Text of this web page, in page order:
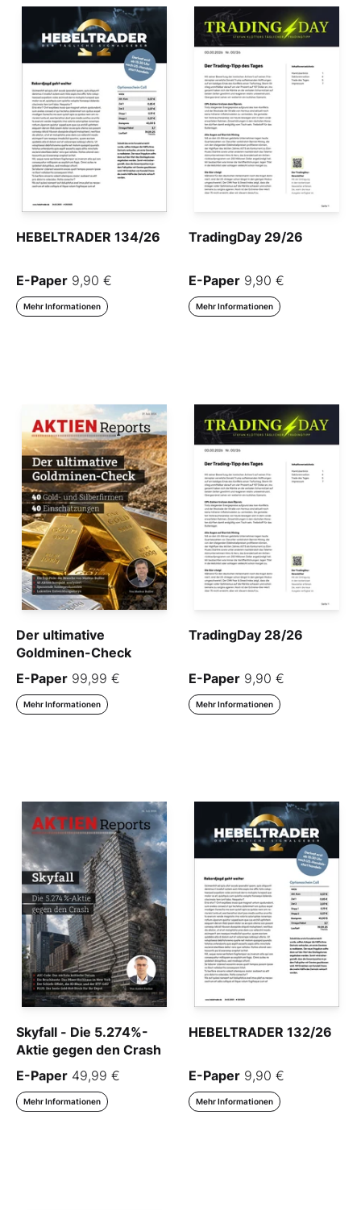
HEBELTRADER 134/26
E-Paper 9,90 €
Mehr Informationen
TradingDay 29/26
E-Paper 9,90 €
Mehr Informationen
Der ultimative
Goldminen-Check
E-Paper 99,99 €
Mehr Informationen
TradingDay 28/26
E-Paper 9,90 €
Mehr Informationen
Skyfall - Die 5.274%-
Aktie gegen den Crash
E-Paper 49,99 €
Mehr Informationen
HEBELTRADER 132/26
E-Paper 9,90 €
Mehr Informationen